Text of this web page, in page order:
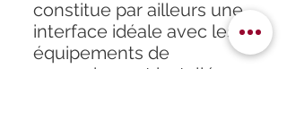
constitue par ailleurs une
interface idéale avec les
équipements de
raccordement installés